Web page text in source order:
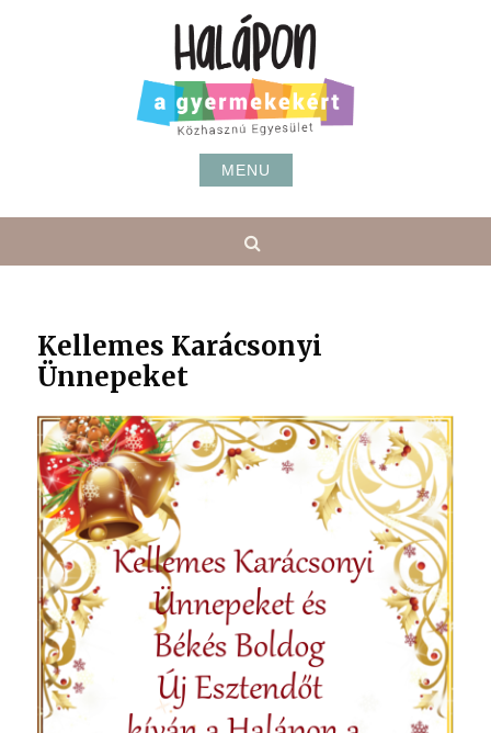
MENU
Kellemes Karácsonyi
Ünnepeket